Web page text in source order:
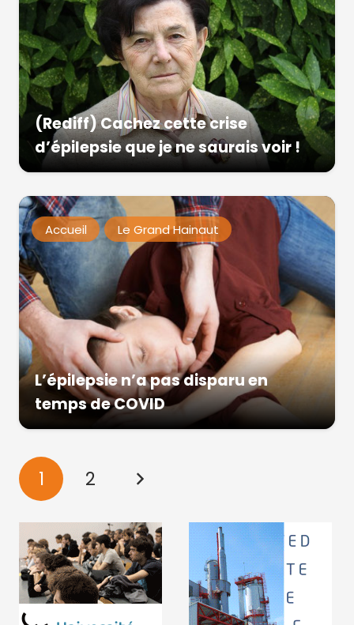
(Rediff) Cachez cette crise
d’épilepsie que je ne saurais voir !
Accueil Le Grand Hainaut
L’épilepsie n’a pas disparu en
temps de COVID
1 2